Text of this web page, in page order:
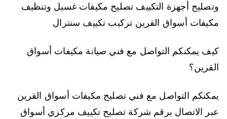
وتصليح أجهزة التكييف تصليح مكيفات غسيل وتنظيف
مكيفات أسواق القرين تركيب تكييف سنترال
كيف يمكنكم التواصل مع فني صيانة مكيفات أسواق
القرين؟
يمكنكم التواصل مع فني تصليح مكيفات أسواق القرين
عبر الاتصال برقم شركة تصليح تكييف مركزي أسواق